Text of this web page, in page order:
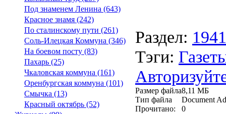
Под знаменем Ленина (643)
Красное знамя (242)
По сталинскому пути (261)
Соль-Илецкая Коммуна (346)
На боевом посту (83)
Пахарь (25)
Чкаловская коммуна (161)
Оренбургская коммуна (101)
Смычка (13)
Красный октябрь (52)
Раздел: 1941
Тэги:
Размер файла8,11 МБ
Тип файла
Document
Прочитано:
0